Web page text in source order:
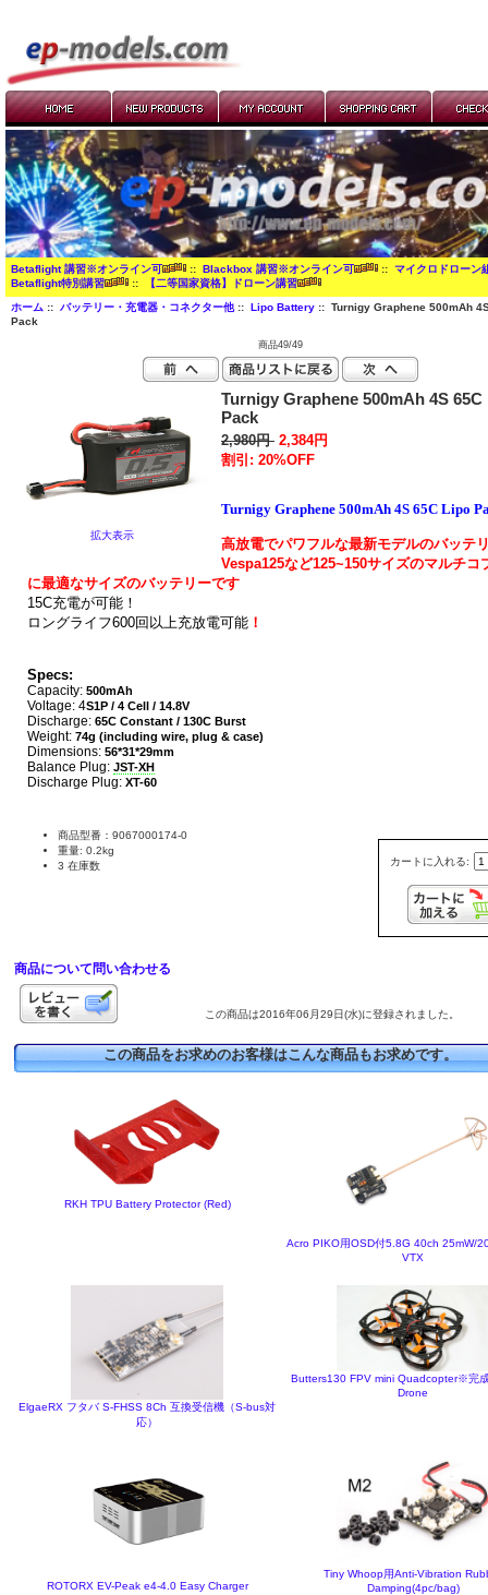
Betaflight 講習※オンライン可 :: Blackbox 講習※オンライン可 :: マイクロドローン
Betaflight特別講習
:: 【二等国家資格】ドローン講習
ホーム:: バッテリー・充電器・コネクター他:: Lipo Battery:: Turnigy Graphene 500mAh
Pack
商品49/49
拡大表示
Turnigy Graphene 500mAh 4S 65C
Pack
2,980円 2,384円
割引: 20%OFF
Turnigy Graphene 500mAh 4S 65C Lipo
高放電でパワフルな最新モデルのバッテ
Vespa125など125~150サイズのマルチコ
に最適なサイズのバッテリーです
15C充電が可能！
ロングライフ600回以上充放電可能 ！
Specs:
Capacity: 500mAh
Voltage: 4S1P / 4 Cell / 14.8V
Discharge: 65C Constant / 130C Burst
Weight: 74g (including wire, plug & case)
Dimensions: 56*31*29mm
Balance Plug: JST-XH
Discharge Plug: XT-60
カートに入れる:
商品型番：9067000174-0
重量: 0.2kg
3 在庫数
商品について問い合わせる
この商品は2016年06月29日(水)に登録されました。
この商品をお求めのお客様はこんな商品もお求めです。
RKH TPU Battery Protector (Red)
Acro PIKO用OSD付5.8G 40ch 25mW/
VTX
ElgaeRX フタバ S-FHSS 8Ch 互換受信機（S-bus対
応）
Butters130 FPV mini Quadcopter※完
Drone
ROTORX EV-Peak e4-4.0 Easy Charger
Tiny Whoop用Anti-Vibration
Damping(4pc/bag)